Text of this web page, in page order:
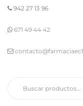
942 27 13 96
671 49 44 42